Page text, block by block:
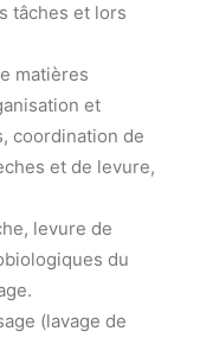
tâches et lors
matières
et
coordination de
et de levure,
levure de
du
(lavage de